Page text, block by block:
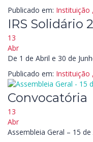
Publicado em: Instituição ,
IRS Solidário
13
Abr
De 1 de Abril e 30 de
Publicado em: Instituição ,
Convocatória
13
Abr
Assembleia Geral – 15